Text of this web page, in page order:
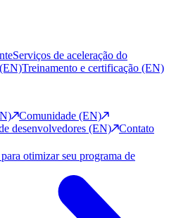
Serviços de aceleração do
Treinamento e certificação (EN)
Comunidade (EN)
desenvolvedores (EN) Contato
otimizar seu programa de